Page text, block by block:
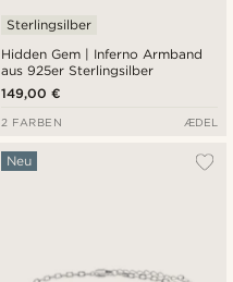
Hidden Gem | Inferno Armband
aus 925er Sterlingsilber
Sterlingsilber
149,00 €
2 FARBEN ÆDEL
Neu